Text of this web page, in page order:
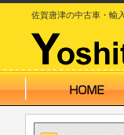
佐賀唐津の中古車・